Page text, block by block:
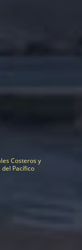
Costeros y
Pacífico